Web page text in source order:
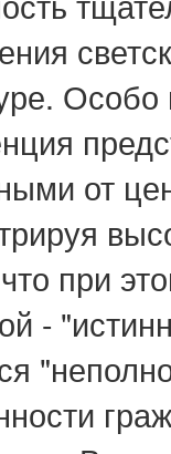
Особо
от
при
-